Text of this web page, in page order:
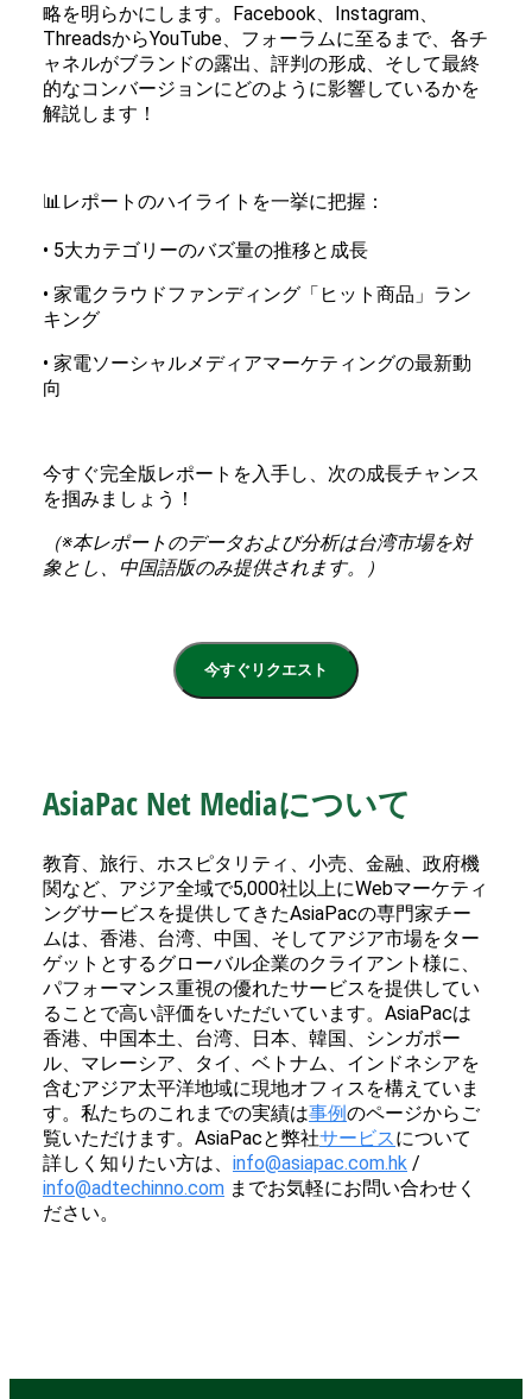
略を明らかにします。Facebook、Instagram、
ThreadsからYouTube、フォーラムに至るまで、各チ
ャネルがブランドの露出、評判の形成、そして最終
的なコンバージョンにどのように影響しているかを
解説します！
📊レポートのハイライトを一挙に把握：
• 5大カテゴリーのバズ量の推移と成長
• 家電クラウドファンディング「ヒット商品」ラン
キング
• 家電ソーシャルメディアマーケティングの最新動
向
今すぐ完全版レポートを入手し、次の成長チャンス
を掴みましょう！
（※本レポートのデータおよび分析は台湾市場を対
象とし、中国語版のみ提供されます。）
今すぐリクエスト
AsiaPac Net Mediaについて
教育、旅行、ホスピタリティ、小売、金融、政府機
関など、アジア全域で5,000社以上にWebマーケティ
ングサービスを提供してきたAsiaPacの専門家チー
ムは、香港、台湾、中国、そしてアジア市場をター
ゲットとするグローバル企業のクライアント様に、
パフォーマンス重視の優れたサービスを提供してい
ることで高い評価をいただいています。AsiaPacは
香港、中国本土、台湾、日本、韓国、シンガポー
ル、マレーシア、タイ、ベトナム、インドネシアを
含むアジア太平洋地域に現地オフィスを構えていま
す。私たちのこれまでの実績は事例のページからご
覧いただけます。AsiaPacと弊社サービスについて
詳しく知りたい方は、 info@asiapac.com.hk /
info@adtechinno.com までお気軽にお問い合わせく
ださい。